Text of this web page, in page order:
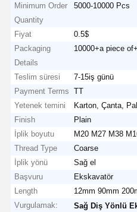
Minimum Order
Quantity
5000-10000 Pcs
Fiyat
0.5$
Packaging
Details
10000+a piece
Teslim süresi
7-15iş günü
Payment Terms
TT
Yetenek temini
Karton, Çanta,
Finish
Plain
İplik boyutu
M20 M27 M38
Thread Type
Coarse
İplik yönü
Sağ el
Başvuru
Ekskavatör
Length
12mm 90mm
Vurgulamak:
Sağ Diş Yönlü